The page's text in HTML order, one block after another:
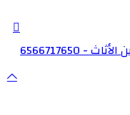
6566717650